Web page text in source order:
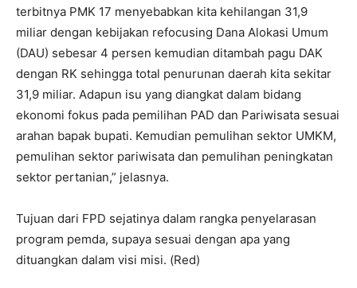
terbitnya PMK 17 menyebabkan kita kehilangan 31,9
miliar dengan kebijakan refocusing Dana Alokasi Umum
(DAU) sebesar 4 persen kemudian ditambah pagu DAK
dengan RK sehingga total penurunan daerah kita sekitar
31,9 miliar. Adapun isu yang diangkat dalam bidang
ekonomi fokus pada pemilihan PAD dan Pariwisata sesuai
arahan bapak bupati. Kemudian pemulihan sektor UMKM,
pemulihan sektor pariwisata dan pemulihan peningkatan
sektor pertanian,” jelasnya.
Tujuan dari FPD sejatinya dalam rangka penyelarasan
program pemda, supaya sesuai dengan apa yang
dituangkan dalam visi misi. (Red)